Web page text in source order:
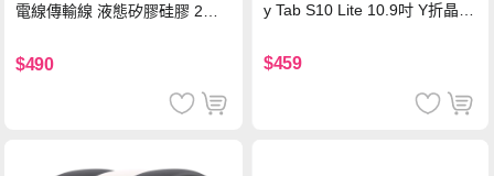
電線傳輸線 液態矽膠硅膠 2M
$490
y Tab S10 Lite 10.9吋 Y折晶透
$459